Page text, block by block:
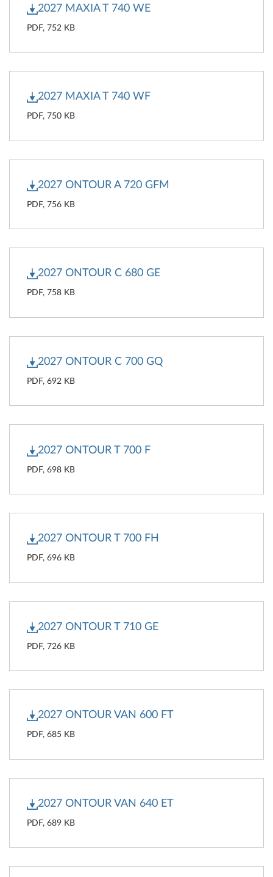
2027 MAXIA T 740 WE
PDF, 752 KB
2027 MAXIA T 740 WF
PDF, 750 KB
2027 ONTOUR A 720 GFM
PDF, 756 KB
2027 ONTOUR C 680 GE
PDF, 758 KB
2027 ONTOUR C 700 GQ
PDF, 692 KB
2027 ONTOUR T 700 F
PDF, 698 KB
2027 ONTOUR T 700 FH
PDF, 696 KB
2027 ONTOUR T 710 GE
PDF, 726 KB
2027 ONTOUR VAN 600 FT
PDF, 685 KB
2027 ONTOUR VAN 640 ET
PDF, 689 KB